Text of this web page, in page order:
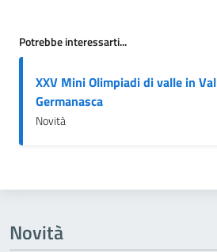
Potrebbe interessarti...
XXV Mini Olimpiadi di valle in Val
Germanasca
Novità
Novità